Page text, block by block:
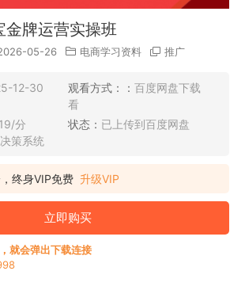
金牌运营实操班
05-26 电商学习资料 推广
12-30 观看方式：： 百度网盘下载
看
分
策系统
状态： 已上传到百度网盘
终身VIP免费 升级VIP
立即购买
就会弹出下载连接